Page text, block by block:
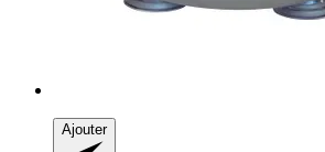
Ajouter